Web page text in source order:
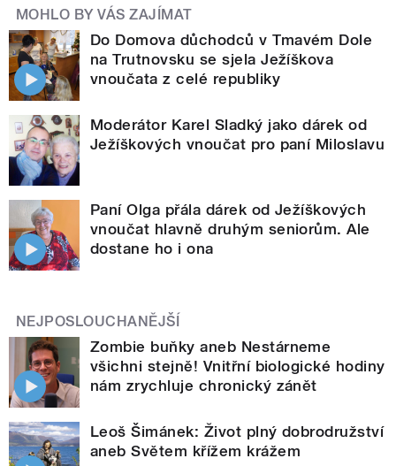
MOHLO BY VÁS ZAJÍMAT
Do Domova důchodců v Tmavém Dole
na Trutnovsku se sjela Ježíškova
vnoučata z celé republiky
Moderátor Karel Sladký jako dárek od
Ježíškových vnoučat pro paní Miloslavu
Paní Olga přála dárek od Ježíškových
vnoučat hlavně druhým seniorům. Ale
dostane ho i ona
NEJPOSLOUCHANĚJŠÍ
Zombie buňky aneb Nestárneme
všichni stejně! Vnitřní biologické hodiny
nám zrychluje chronický zánět
Leoš Šimánek: Život plný dobrodružství
aneb Světem křížem krážem